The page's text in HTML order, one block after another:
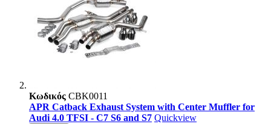
Κωδικός CBK0011
APR Catback Exhaust System with Center Muffler for
Audi 4.0 TFSI - C7 S6 and S7 Quickview